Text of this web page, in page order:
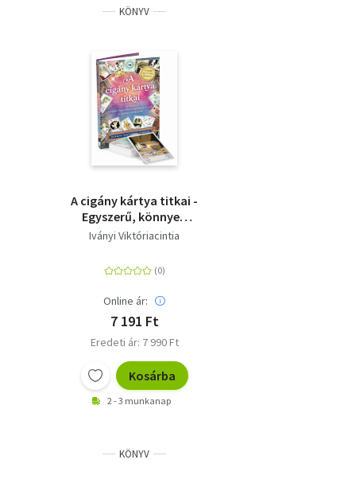
KÖNYV
A cigány kártya titkai -
Egyszerű, könnyen
használható
kirakási módszerek
Iványi Viktóriacintia
Online ár:
7 191 Ft
Eredeti ár: 7 990 Ft
Kosárba
2 - 3 munkanap
KÖNYV